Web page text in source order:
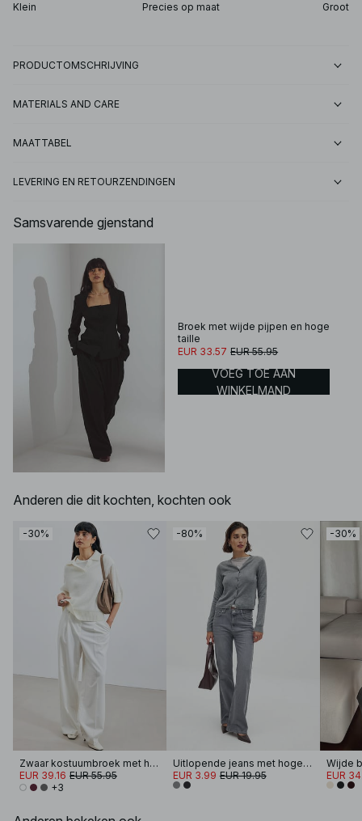
Klein Precies op maat Groot
PRODUCTOMSCHRIJVING
MATERIALS AND CARE
MAATTABEL
LEVERING EN RETOURZENDINGEN
Samsvarende gjenstand
Broek met wijde pijpen en hoge
taille
EUR 33.57 EUR 55.95
VOEG TOE AAN
WINKELMAND
Anderen die dit kochten, kochten ook
-30%
Zwaar kostuumbroek met hoge taille
EUR 39.16 EUR 55.95
+3
-80%
Uitlopende jeans met hoge taille
EUR 3.99 EUR 19.95
-30%
EUR